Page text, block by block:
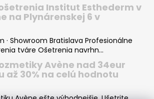
Institut Esthederm v
na Plynárenskej 6 v
· Showroom Bratislava Profesionálne
tváre Ošetrenia navrhn...
Avène nad 34eur
až 30% na celú hodnotu